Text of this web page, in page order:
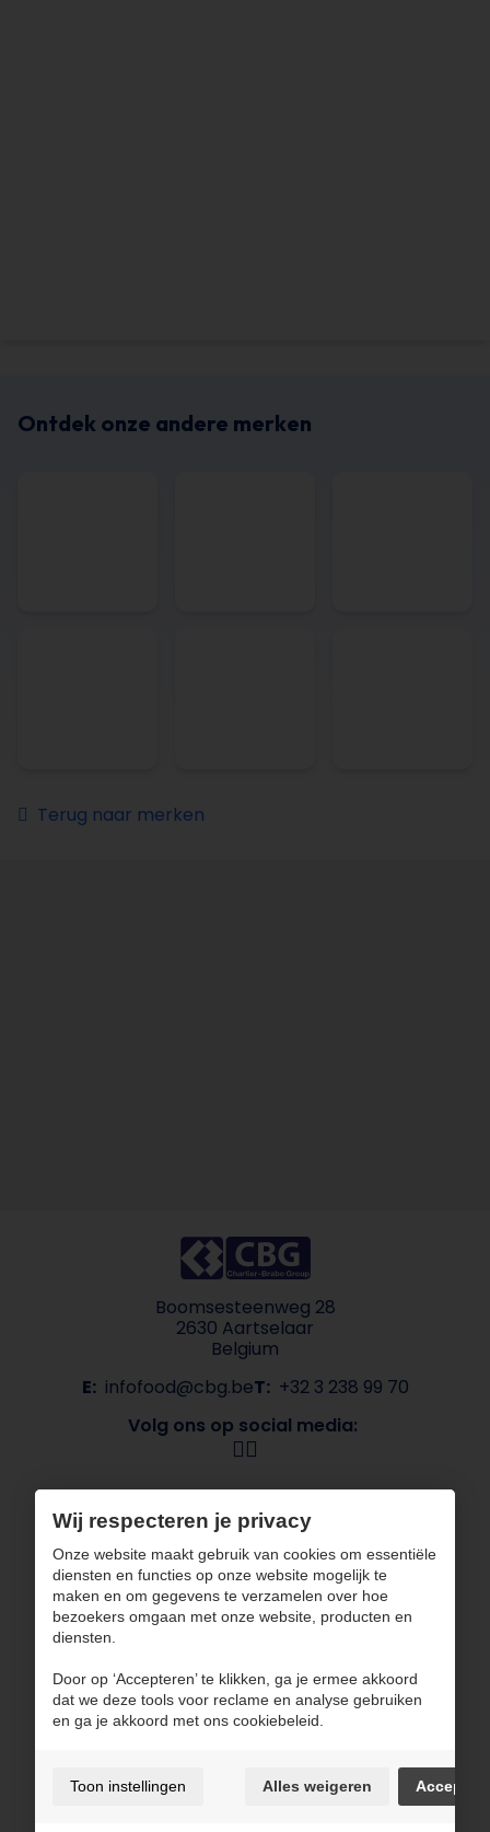
Ontdek onze andere merken
Terug naar merken
Boomsesteenweg 28
2630 Aartselaar
Belgium
E: infofood@cbg.beT: +32 3 238 99 70
Volg ons op social media:
Over CBG
Sectoren
ESG
Onze merken
Contact
CBG werkt met gecertificeerde partners
Gebruiksvoorwaarden en privacybeleid
Wij respecteren je privacy
Onze website maakt gebruik van cookies om essentiële
diensten en functies op onze website mogelijk te
maken en om gegevens te verzamelen over hoe
bezoekers omgaan met onze website, producten en
diensten.
Door op ‘Accepteren’ te klikken, ga je ermee akkoord
dat we deze tools voor reclame en analyse gebruiken
en ga je akkoord met ons cookiebeleid.
Toon instellingen Alles weigeren